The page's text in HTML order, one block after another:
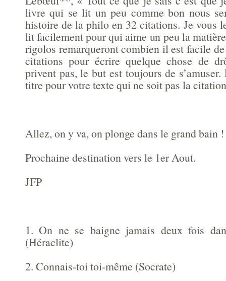
livre qui se lit un peu comme bon nous
histoire de la philo en 32 citations. Je vous
lit facilement pour qui aime un peu la
rigolos remarqueront combien il est facile
citations pour écrire quelque chose de
privent pas, le but est toujours de s’amuser.
titre pour votre texte qui ne soit pas la
Allez, on y va, on plonge dans le grand bain !
Prochaine destination vers le 1er Aout.
JFP
1. On ne se baigne jamais deux fois
(Héraclite)
2. Connais-toi toi-même (Socrate)